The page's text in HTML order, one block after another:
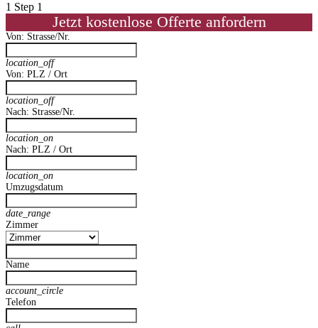
1 Step 1
Jetzt kostenlose Offerte anfordern
Von: Strasse/Nr.
location_off
Von: PLZ / Ort
location_off
Nach: Strasse/Nr.
location_on
Nach: PLZ / Ort
location_on
Umzugsdatum
date_range
Zimmer
Name
account_circle
Telefon